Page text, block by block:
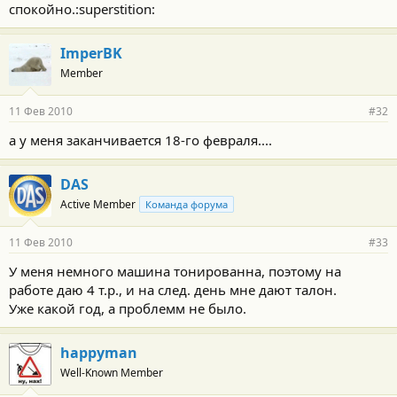
спокойно.:superstition:
ImperBK
Member
11 Фев 2010 #32
а у меня заканчивается 18-го февраля....
DAS
Active Member Команда форума
11 Фев 2010 #33
У меня немного машина тонированна, поэтому на
работе даю 4 т.р., и на след. день мне дают талон.
Уже какой год, а проблемм не было.
happyman
Well-Known Member